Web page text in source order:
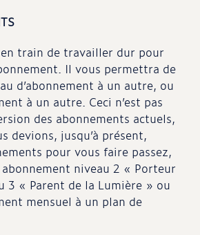
train de travailler dur pour
Il vous permettra de
d’abonnement à un autre, ou
à un autre. Ceci n’est pas
des abonnements actuels,
devions, jusqu’à présent,
pour vous faire passez,
abonnement niveau 2 « Porteur
3 « Parent de la Lumière » ou
mensuel à un plan de